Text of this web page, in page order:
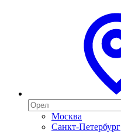
Москва
Санкт-Петербург